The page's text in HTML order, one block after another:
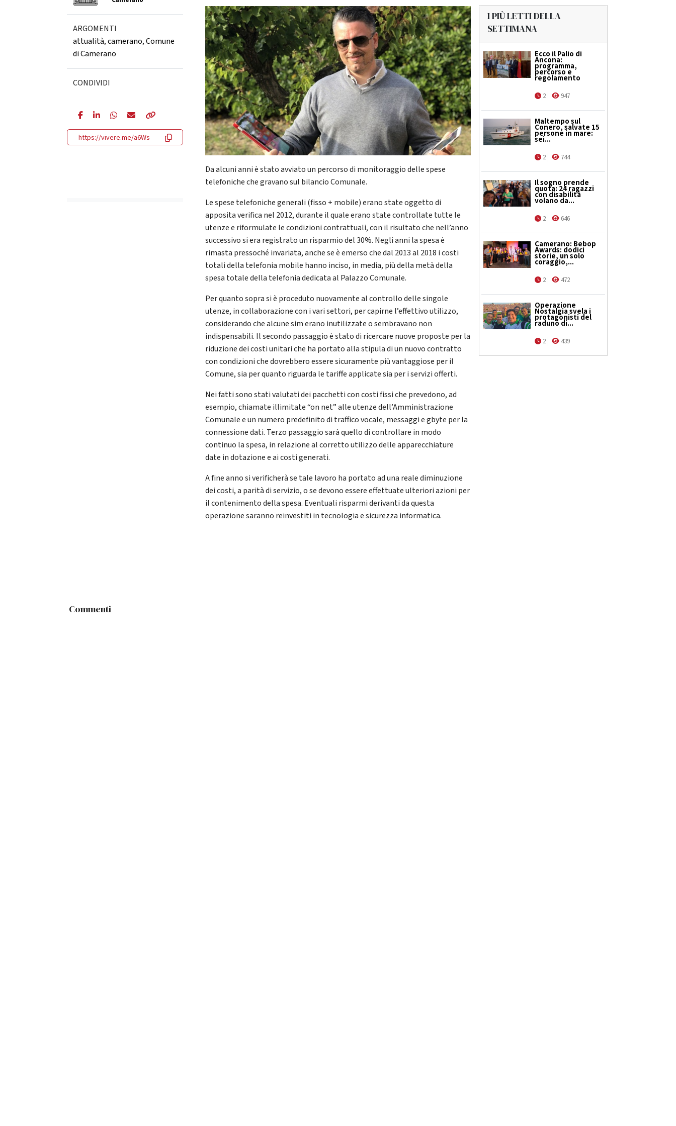
ARGOMENTI
attualità,camerano,Comune
di Camerano
CONDIVIDI
https://vivere.me/a6Ws
Da alcuni anni è stato avviato un percorso di monitoraggio delle spese
telefoniche che gravano sul bilancio Comunale.
Le spese telefoniche generali (fisso + mobile) erano state oggetto di
apposita verifica nel 2012, durante il quale erano state controllate tutte le
utenze e riformulate le condizioni contrattuali, con il risultato che nell’anno
successivo si era registrato un risparmio del 30%. Negli anni la spesa è
rimasta pressoché invariata, anche se è emerso che dal 2013 al 2018 i costi
totali della telefonia mobile hanno inciso, in media, più della metà della
spesa totale della telefonia dedicata al Palazzo Comunale.
Per quanto sopra si è proceduto nuovamente al controllo delle singole
utenze, in collaborazione con i vari settori, per capirne l’effettivo utilizzo,
considerando che alcune sim erano inutilizzate o sembravano non
indispensabili. Il secondo passaggio è stato di ricercare nuove proposte per la
riduzione dei costi unitari che ha portato alla stipula di un nuovo contratto
con condizioni che dovrebbero essere sicuramente più vantaggiose per il
Comune, sia per quanto riguarda le tariffe applicate sia per i servizi offerti.
Nei fatti sono stati valutati dei pacchetti con costi fissi che prevedono, ad
esempio, chiamate illimitate “on net” alle utenze dell’Amministrazione
Comunale e un numero predefinito di traffico vocale, messaggi e gbyte per la
connessione dati. Terzo passaggio sarà quello di controllare in modo
continuo la spesa, in relazione al corretto utilizzo delle apparecchiature
date in dotazione e ai costi generati.
A fine anno si verificherà se tale lavoro ha portato ad una reale diminuzione
dei costi, a parità di servizio, o se devono essere effettuate ulteriori azioni per
il contenimento della spesa. Eventuali risparmi derivanti da questa
operazione saranno reinvestiti in tecnologia e sicurezza informatica.
I PIÙ LETTI DELLA
SETTIMANA
Ecco il Palio di
Ancona:
programma,
percorso e
regolamento
2 947
Maltempo sul
Conero, salvate 15
persone in mare:
sei...
2 744
Il sogno prende
quota: 24 ragazzi
con disabilità
volano da...
2 646
Camerano: Bebop
Awards: dodici
storie, un solo
coraggio,...
2 472
Operazione
Nostalgia svela i
protagonisti del
raduno di...
2 439
Commenti